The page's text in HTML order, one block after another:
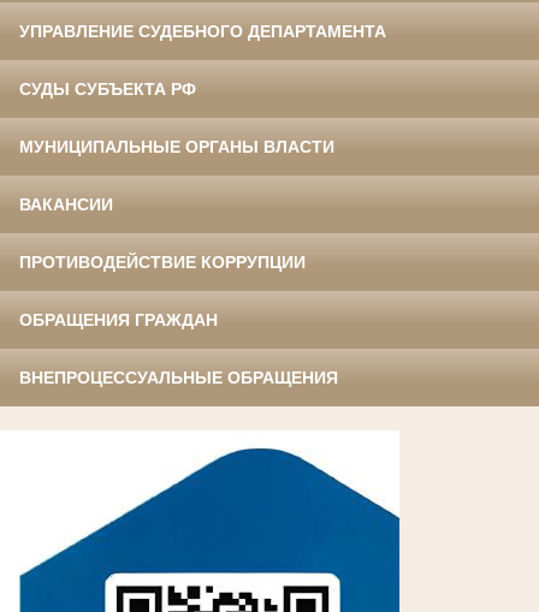
УПРАВЛЕНИЕ СУДЕБНОГО ДЕПАРТАМЕНТА
СУДЫ СУБЪЕКТА РФ
МУНИЦИПАЛЬНЫЕ ОРГАНЫ ВЛАСТИ
ВАКАНСИИ
ПРОТИВОДЕЙСТВИЕ КОРРУПЦИИ
ОБРАЩЕНИЯ ГРАЖДАН
ВНЕПРОЦЕССУАЛЬНЫЕ ОБРАЩЕНИЯ